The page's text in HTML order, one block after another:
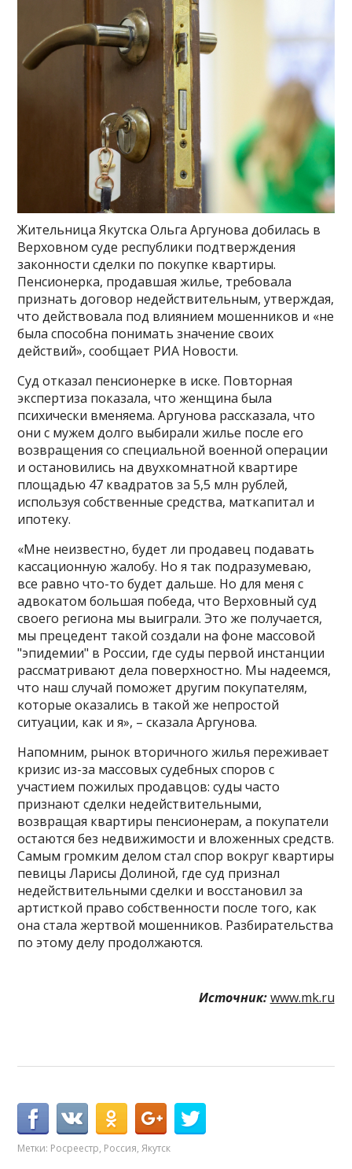
Жительница Якутска Ольга Аргунова добилась в
Верховном суде республики подтверждения
законности сделки по покупке квартиры.
Пенсионерка, продавшая жилье, требовала
признать договор недействительным, утверждая,
что действовала под влиянием мошенников и «не
была способна понимать значение своих
действий», сообщает РИА Новости.
Суд отказал пенсионерке в иске. Повторная
экспертиза показала, что женщина была
психически вменяема. Аргунова рассказала, что
они с мужем долго выбирали жилье после его
возвращения со специальной военной операции
и остановились на двухкомнатной квартире
площадью 47 квадратов за 5,5 млн рублей,
используя собственные средства, маткапитал и
ипотеку.
«Мне неизвестно, будет ли продавец подавать
кассационную жалобу. Но я так подразумеваю,
все равно что-то будет дальше. Но для меня с
адвокатом большая победа, что Верховный суд
своего региона мы выиграли. Это же получается,
мы прецедент такой создали на фоне массовой
"эпидемии" в России, где суды первой инстанции
рассматривают дела поверхностно. Мы надеемся,
что наш случай поможет другим покупателям,
которые оказались в такой же непростой
ситуации, как и я», – сказала Аргунова.
Напомним, рынок вторичного жилья переживает
кризис из-за массовых судебных споров с
участием пожилых продавцов: суды часто
признают сделки недействительными,
возвращая квартиры пенсионерам, а покупатели
остаются без недвижимости и вложенных средств.
Самым громким делом стал спор вокруг квартиры
певицы Ларисы Долиной, где суд признал
недействительными сделки и восстановил за
артисткой право собственности после того, как
она стала жертвой мошенников. Разбирательства
по этому делу продолжаются.
Источник: www.mk.ru
Метки: Росреестр, Россия,Якутск